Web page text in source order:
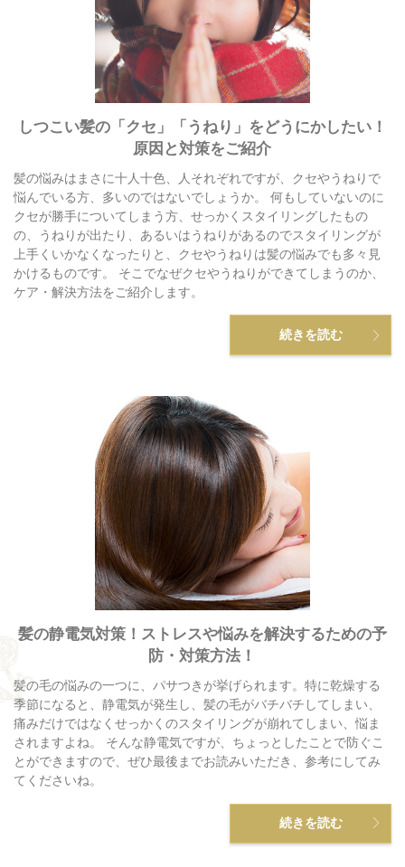
しつこい髪の「クセ」「うねり」をどうにかしたい！
原因と対策をご紹介
髪の悩みはまさに十人十色、人それぞれですが、クセやうねりで
悩んでいる方、多いのではないでしょうか。 何もしていないのに
クセが勝手についてしまう方、せっかくスタイリングしたもの
の、うねりが出たり、あるいはうねりがあるのでスタイリングが
上手くいかなくなったりと、クセやうねりは髪の悩みでも多々見
かけるものです。 そこでなぜクセやうねりができてしまうのか、
ケア・解決方法をご紹介します。
続きを読む
髪の静電気対策！ストレスや悩みを解決するための予
防・対策方法！
髪の毛の悩みの一つに、パサつきが挙げられます。特に乾燥する
季節になると、静電気が発生し、髪の毛がバチバチしてしまい、
痛みだけではなくせっかくのスタイリングが崩れてしまい、悩ま
されますよね。 そんな静電気ですが、ちょっとしたことで防ぐこ
とができますので、ぜひ最後までお読みいただき、参考にしてみ
てくださいね。
続きを読む